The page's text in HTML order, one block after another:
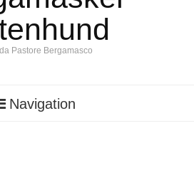
Pastore Bergamasco
Navigation